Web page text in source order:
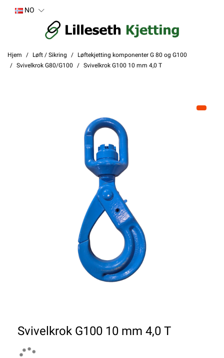
NO
Hjem Løft / Sikring
Løftekjetting komponenter G 80 og G100
Svivelkrok G80/G100
Svivelkrok G100 10 mm 4,0 T
Svivelkrok G100 10 mm 4,0 T